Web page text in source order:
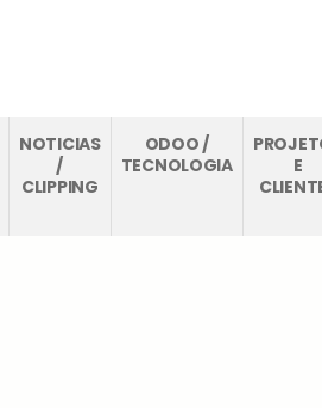
NOTICIAS
/
CLIPPING
ODOO /
TECNOLOGIA
E